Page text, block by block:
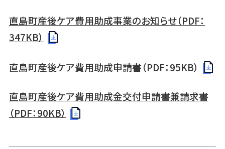
直島町産後ケア費用助成事業のお知らせ（PDF：
347KB）
直島町産後ケア費用助成申請書（PDF：95KB）
直島町産後ケア費用助成金交付申請書兼請求書
（PDF：90KB）